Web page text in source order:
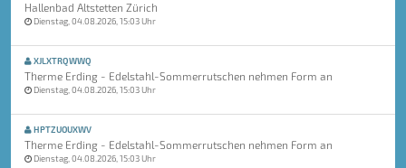
Hallenbad Altstetten Zürich
Dienstag, 04.08.2026, 15:03 Uhr
XJLXTRQWWQ
Therme Erding - Edelstahl-Sommerrutschen nehmen Form an
Dienstag, 04.08.2026, 15:03 Uhr
HPTZUOUXWV
Therme Erding - Edelstahl-Sommerrutschen nehmen Form an
Dienstag, 04.08.2026, 15:03 Uhr